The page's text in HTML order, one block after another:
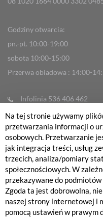
Godziny otwarcia:
pn.-pt. 10:00-19:00
sobota 10:00-15:00
Przerwa obiadowa : 14:00-
Infolinia 536 406 462
Reklamacje
Serwis 505 700 393
Bikefitting 451 159 109
Na tej stronie używamy
przetwarzania informacji o
osobowych. Przetwarzanie
jak integracja treści, usług
trzecich, analiza/pomiary
społecznościowych. W
przekazywane do
Zgoda ta jest dobrowolna,
naszej strony internetowej i
pomocą ustawień w prawym